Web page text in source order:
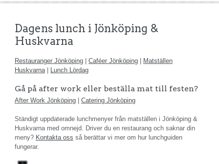
Dagens lunch i Jönköping &
Huskvarna
Restauranger Jönköping Caféer Jönköping
Matställen
Huskvarna| Lunch Lördag
Gå på after work eller beställa mat till festen?
After Work Jönköping Catering Jönköping
Ständigt uppdaterade lunchmenyer från matställen i Jönköping &
Huskvarna med omnejd. Driver du en restaurang och saknar din
meny? Kontakta oss så berättar vi mer om hur lunchguiden
fungerar.